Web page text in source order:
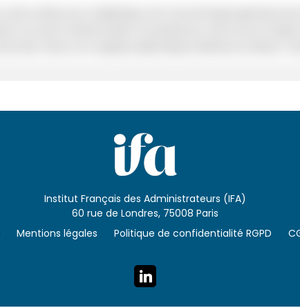
Institut Français des Administrateurs (IFA)
60 rue de Londres, 75008 Paris
Mentions légales Politique de confidentialité RGPD